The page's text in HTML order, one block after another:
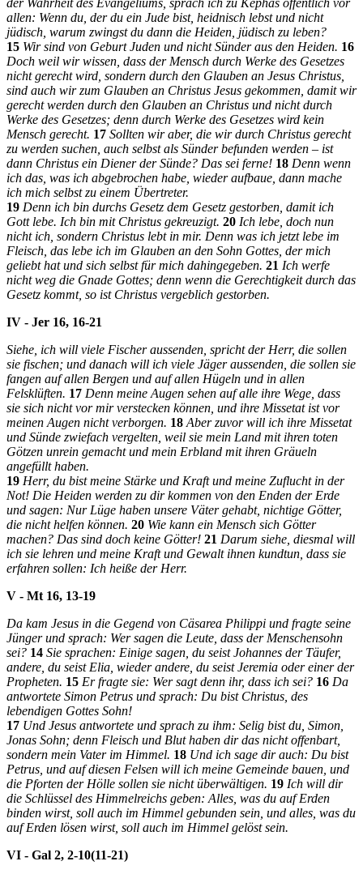
allen: Wenn du, der du ein Jude bist, heidnisch lebst und nicht
jüdisch, warum zwingst du dann die Heiden, jüdisch zu leben?
15 Wir sind von Geburt Juden und nicht Sünder aus den Heiden. 16
Doch weil wir wissen, dass der Mensch durch Werke des Gesetzes
nicht gerecht wird, sondern durch den Glauben an Jesus Christus,
sind auch wir zum Glauben an Christus Jesus gekommen, damit wir
gerecht werden durch den Glauben an Christus und nicht durch
Werke des Gesetzes; denn durch Werke des Gesetzes wird kein
Mensch gerecht. 17 Sollten wir aber, die wir durch Christus gerecht
zu werden suchen, auch selbst als Sünder befunden werden – ist
dann Christus ein Diener der Sünde? Das sei ferne! 18 Denn wenn
ich das, was ich abgebrochen habe, wieder aufbaue, dann mache
ich mich selbst zu einem Übertreter.
19 Denn ich bin durchs Gesetz dem Gesetz gestorben, damit ich
Gott lebe. Ich bin mit Christus gekreuzigt. 20 Ich lebe, doch nun
nicht ich, sondern Christus lebt in mir. Denn was ich jetzt lebe im
Fleisch, das lebe ich im Glauben an den Sohn Gottes, der mich
geliebt hat und sich selbst für mich dahingegeben. 21 Ich werfe
nicht weg die Gnade Gottes; denn wenn die Gerechtigkeit durch das
Gesetz kommt, so ist Christus vergeblich gestorben.
IV - Jer 16, 16-21
Siehe, ich will viele Fischer aussenden, spricht der Herr, die sollen
sie fischen; und danach will ich viele Jäger aussenden, die sollen sie
fangen auf allen Bergen und auf allen Hügeln und in allen
Felsklüften. 17 Denn meine Augen sehen auf alle ihre Wege, dass
sie sich nicht vor mir verstecken können, und ihre Missetat ist vor
meinen Augen nicht verborgen. 18 Aber zuvor will ich ihre Missetat
und Sünde zwiefach vergelten, weil sie mein Land mit ihren toten
Götzen unrein gemacht und mein Erbland mit ihren Gräueln
angefüllt haben.
19 Herr, du bist meine Stärke und Kraft und meine Zuflucht in der
Not! Die Heiden werden zu dir kommen von den Enden der Erde
und sagen: Nur Lüge haben unsere Väter gehabt, nichtige Götter,
die nicht helfen können. 20 Wie kann ein Mensch sich Götter
machen? Das sind doch keine Götter! 21 Darum siehe, diesmal will
ich sie lehren und meine Kraft und Gewalt ihnen kundtun, dass sie
erfahren sollen: Ich heiße der Herr.
V - Mt 16, 13-19
Da kam Jesus in die Gegend von Cäsarea Philippi und fragte seine
Jünger und sprach: Wer sagen die Leute, dass der Menschensohn
sei? 14 Sie sprachen: Einige sagen, du seist Johannes der Täufer,
andere, du seist Elia, wieder andere, du seist Jeremia oder einer der
Propheten. 15 Er fragte sie: Wer sagt denn ihr, dass ich sei? 16 Da
antwortete Simon Petrus und sprach: Du bist Christus, des
lebendigen Gottes Sohn!
17 Und Jesus antwortete und sprach zu ihm: Selig bist du, Simon,
Jonas Sohn; denn Fleisch und Blut haben dir das nicht offenbart,
sondern mein Vater im Himmel. 18 Und ich sage dir auch: Du bist
Petrus, und auf diesen Felsen will ich meine Gemeinde bauen, und
die Pforten der Hölle sollen sie nicht überwältigen. 19 Ich will dir
die Schlüssel des Himmelreichs geben: Alles, was du auf Erden
binden wirst, soll auch im Himmel gebunden sein, und alles, was du
auf Erden lösen wirst, soll auch im Himmel gelöst sein.
VI - Gal 2, 2-10(11-21)